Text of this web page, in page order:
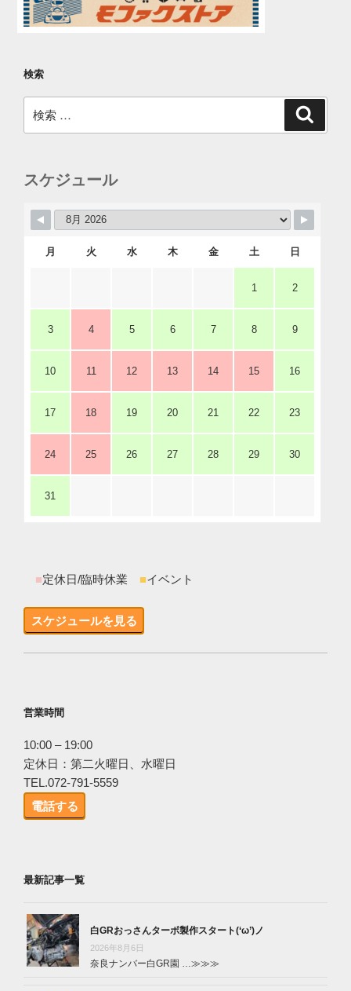
検索
索:
スケジュール
月 火 水 木 金 土 日
1 2
3 4 5 6 7 8 9
10 11 12 13 14 15 16
17 18 19 20 21 22 23
24 25 26 27 28 29 30
31
■定休日/臨時休業 ■イベント
スケジュールを見る
営業時間
10:00 – 19:00
定休日：第二火曜日、水曜日
TEL.072-791-5559
電話する
最新記事一覧
白GRおっさんターボ製作スタート(‘ω’)ノ
2026年8月6日
奈良ナンバー白GR園 … ≫≫≫